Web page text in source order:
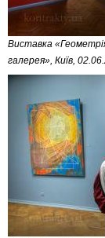
Виставка
галерея», Київ,